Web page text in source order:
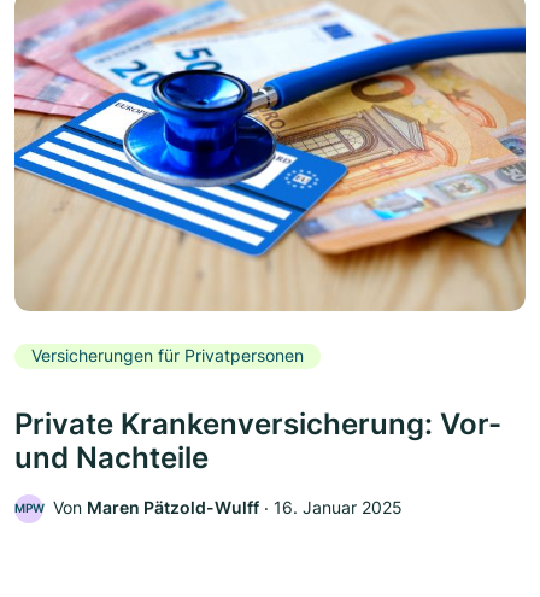
Versicherungen für Privatpersonen
Private Krankenversicherung: Vor-
und Nachteile
MPW Von Maren Pätzold-Wulff ‧ 16. Januar 2025